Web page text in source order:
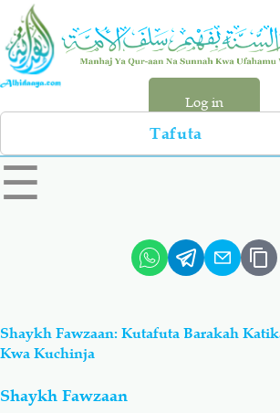
Skip
main
content
Log in
Search
left
sidebar
☰
Hadiyth
Aqiydah
Shirki & Kufru
Shaykh Fawzaan: Kutafuta Barakah
Kwa Kuchinja
Shaykh Fawzaan